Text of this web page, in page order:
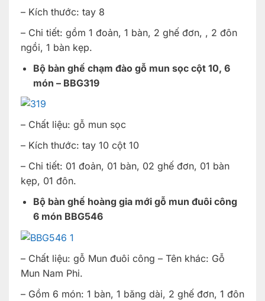
– Kích thước: tay 8
– Chi tiết: gồm 1 đoản, 1 bàn, 2 ghế đơn, , 2 đôn
ngồi, 1 bàn kẹp.
Bộ bàn ghế chạm đào gỗ mun sọc cột 10, 6
món – BBG319
– Chất liệu: gỗ mun sọc
– Kích thước: tay 10 cột 10
– Chi tiết: 01 đoản, 01 bàn, 02 ghế đơn, 01 bàn
kẹp, 01 đôn.
Bộ bàn ghế hoàng gia mới gỗ mun đuôi công
6 món BBG546
– Chất liệu: gỗ Mun đuôi công – Tên khác: Gỗ
Mun Nam Phi.
– Gồm 6 món: 1 bàn, 1 băng dài, 2 ghế đơn, 1 đôn